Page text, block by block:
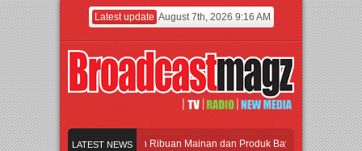
Latest update August 7th, 2026 9:16 AM
LATEST NEWS
Jakarta dengan Ribuan Mainan dan Produk Bayi dari Seluruh Dunia,